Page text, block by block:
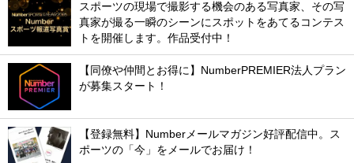
スポーツの現場で撮影する機会のある写真家、その写
真家が撮る一瞬のシーンにスポットをあてるコンテス
トを開催します。作品受付中！
【同僚や仲間とお得に】NumberPREMIER法人プラン
が募集スタート！
【登録無料】Numberメールマガジン好評配信中。ス
ポーツの「今」をメールでお届け！